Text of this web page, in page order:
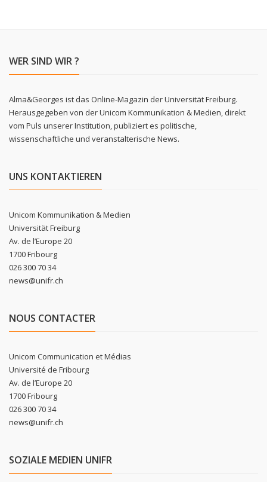
WER SIND WIR ?
Alma&Georges ist das Online-Magazin der Universität Freiburg.
Herausgegeben von der Unicom Kommunikation & Medien, direkt
vom Puls unserer Institution, publiziert es politische,
wissenschaftliche und veranstalterische News.
UNS KONTAKTIEREN
Unicom Kommunikation & Medien
Universität Freiburg
Av. de l’Europe 20
1700 Fribourg
026 300 70 34
news@unifr.ch
NOUS CONTACTER
Unicom Communication et Médias
Université de Fribourg
Av. de l’Europe 20
1700 Fribourg
026 300 70 34
news@unifr.ch
SOZIALE MEDIEN UNIFR